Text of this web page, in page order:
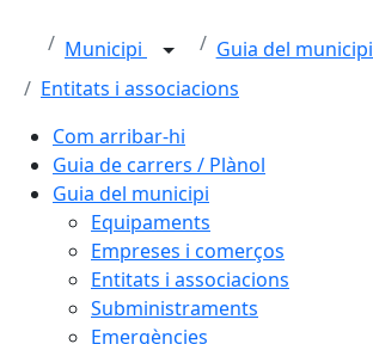
Municipi
Guia del municipi
Entitats i associacions
Com arribar-hi
Guia de carrers / Plànol
Guia del municipi
Equipaments
Empreses i comerços
Entitats i associacions
Subministraments
Emergències